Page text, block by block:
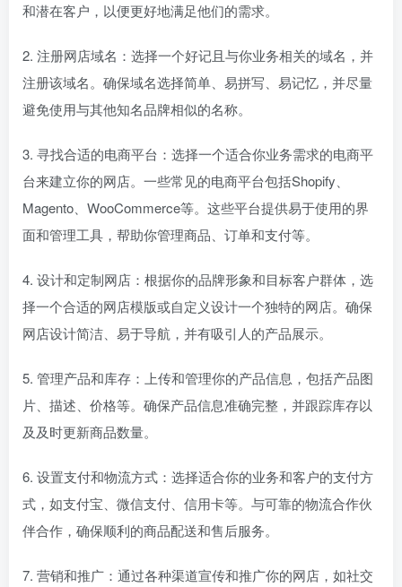
和潜在客户，以便更好地满足他们的需求。
2. 注册网店域名：选择一个好记且与你业务相关的域名，并
注册该域名。确保域名选择简单、易拼写、易记忆，并尽量
避免使用与其他知名品牌相似的名称。
3. 寻找合适的电商平台：选择一个适合你业务需求的电商平
台来建立你的网店。一些常见的电商平台包括Shopify、
Magento、WooCommerce等。这些平台提供易于使用的界
面和管理工具，帮助你管理商品、订单和支付等。
4. 设计和定制网店：根据你的品牌形象和目标客户群体，选
择一个合适的网店模版或自定义设计一个独特的网店。确保
网店设计简洁、易于导航，并有吸引人的产品展示。
5. 管理产品和库存：上传和管理你的产品信息，包括产品图
片、描述、价格等。确保产品信息准确完整，并跟踪库存以
及及时更新商品数量。
6. 设置支付和物流方式：选择适合你的业务和客户的支付方
式，如支付宝、微信支付、信用卡等。与可靠的物流合作伙
伴合作，确保顺利的商品配送和售后服务。
7. 营销和推广：通过各种渠道宣传和推广你的网店，如社交